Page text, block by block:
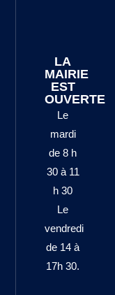
LA
MAIRIE
EST
OUVERTE
Le
mardi
de 8 h
30 à 11
h 30
Le
vendredi
de 14 à
17h 30.